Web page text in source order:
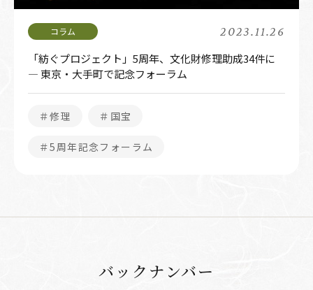
2023.11.26
「紡ぐプロジェクト」5周年、文化財修理助成34件に
― 東京・大手町で記念フォーラム
＃修理 ＃国宝
＃5周年記念フォーラム
バックナンバー